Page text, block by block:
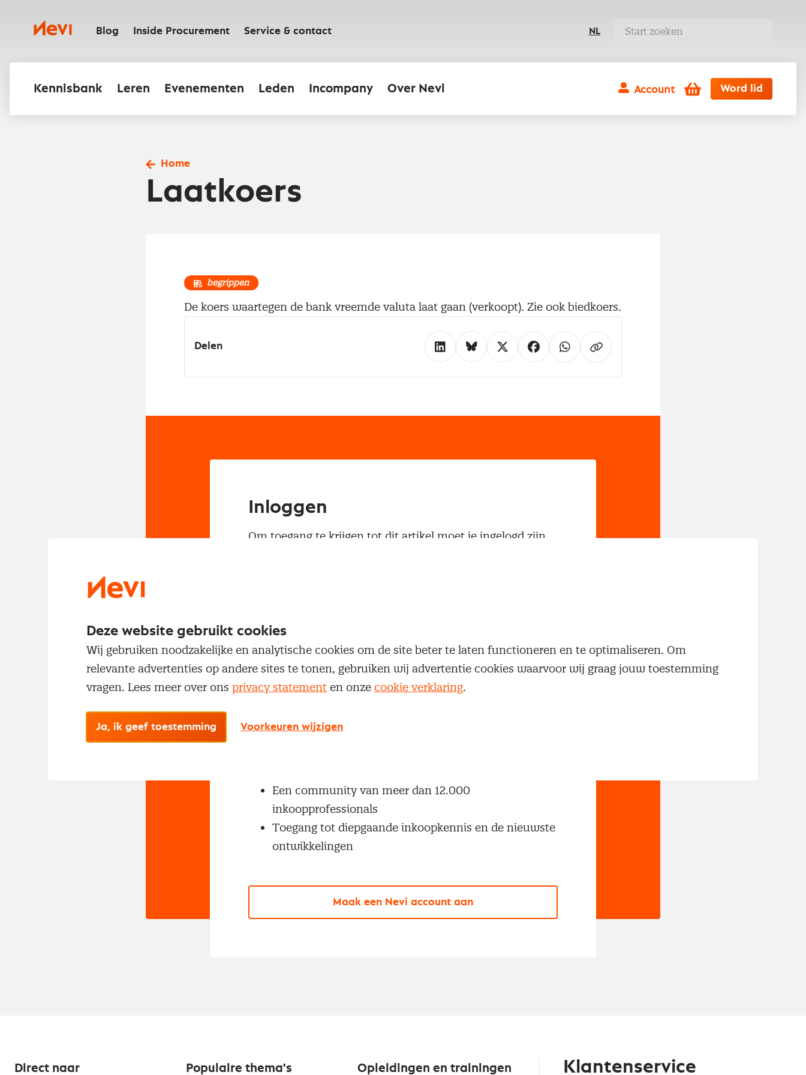
inhoudNevi Blog Inside Procurement Service & contact NL
Kennisbank Leren Evenementen Leden Incompany Over Nevi Account Winkelwagen
Word lid
Home
Laatkoers
begrippen
De koers waartegen de bank vreemde valuta laat gaan (verkoopt). Zie ook biedkoers.
Delen
Inloggen
Om toegang te krijgen tot dit artikel moet je ingelogd zijn
Nog geen Nevi account?
Met een Nevi account krijg je gratis toegang tot:
Een community van meer dan 12.000
inkoopprofessionals
Toegang tot diepgaande inkoopkennis en de nieuwste
ontwikkelingen
Maak een Nevi account aan
Direct naar Populaire thema's Opleidingen en trainingen Klantenservice
Deze website gebruikt cookies
Wij gebruiken noodzakelijke en analytische cookies om de site beter te laten functioneren en te optimaliseren. Om
relevante advertenties op andere sites te tonen, gebruiken wij advertentie cookies waarvoor wij graag jouw toestemming
vragen. Lees meer over ons privacy statement en onze cookie verklaring.
Ja, ik geef toestemming Voorkeuren wijzigen